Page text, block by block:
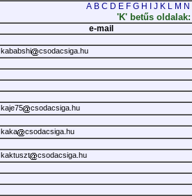
A B C D E F G H J K L M N
'K' betűs
e-mail
kababshi csodacsiga.hu
kaje75 csodacsiga.hu
kaka csodacsiga.hu
kaktuszt csodacsiga.hu